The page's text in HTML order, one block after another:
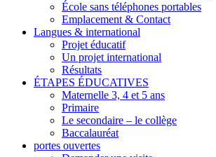
École sans téléphones portables
Emplacement & Contact
Langues & international
Projet éducatif
Un projet international
Résultats
ÉTAPES ÉDUCATIVES
Maternelle 3, 4 et 5 ans
Primaire
Le secondaire – le collège
Baccalauréat
portes ouvertes